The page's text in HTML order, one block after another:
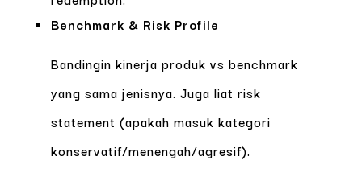
Benchmark & Risk Profile
Bandingin kinerja produk vs benchmark
yang sama jenisnya. Juga liat risk
statement (apakah masuk kategori
konservatif/menengah/agresif).